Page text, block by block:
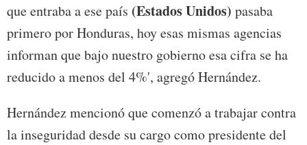
que entraba a ese país (Estados Unidos) pasaba
primero por Honduras, hoy esas mismas agencias
informan que bajo nuestro gobierno esa cifra se ha
reducido a menos del 4%', agregó Hernández.
Hernández mencionó que comenzó a trabajar contra
la inseguridad desde su cargo como presidente del